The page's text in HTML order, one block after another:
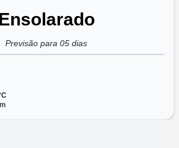
Ensolarado
Previsão para 05 dias